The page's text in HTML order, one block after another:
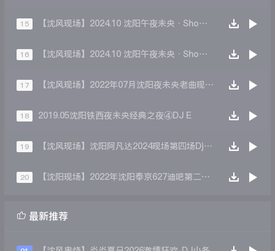
15 【沈风现场】2024.10 沈阳午夜未央·Show 国庆现场 第四场 DJ晨晨MC王子
16 【沈风现场】2024.10 沈阳午夜未央·Show 国庆现场 第三场 DJ小秋MC袁绍
17 【沈风现场】2022年07月沈阳夜未央老曲现场第四场-Dj 小秋 Mc Vivi
18 2019.05沈阳铁西夜未央经典之夜④DJ E
19 【沈风现场】沈阳阿凡达2024现场第四场Dj阿远
20 【沈阳现场】2022年沈阳奉京627迪吧第二场-DJ小苹果MC王贺
 最新推荐